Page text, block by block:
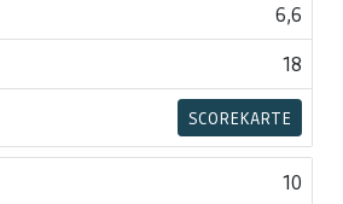
6,6
18
SCOREKARTE
10